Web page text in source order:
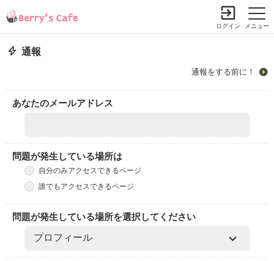
メニュー
ログイン
通報
通報をする前に！
あなたのメールアドレス
問題が発生している場所は
自分のみアクセスできるページ
誰でもアクセスできるページ
問題が発生している場所を選択してください